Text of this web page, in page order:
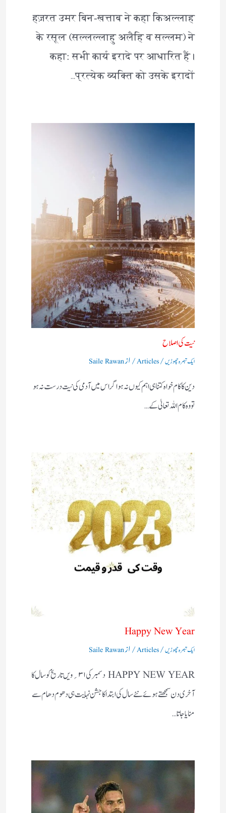
हज़रत उमर बिन-खत्ताब ने कहा किअल्लाह
के रसूल (सल्लल्लाहु अलैहि व सल्लम) ने
कहा: सभी कार्य इरादे पर आधारित हैं।
प्रत्येक व्यक्ति को उसके इरादों…
نیت کی اصلاح
ایک تبصرہ چھوڑیں/
Articles/ ازSaile Rawan
دین کا کام خواہ کتنا ہی اہم کیوں نہ ہو اگر اس میں آدمی کی نیت درست نہ ہو
تو وہ کام اللہ تعالیٰ کے…
Happy New Year
ایک تبصرہ چھوڑیں/
Articles/ ازSaile Rawan
HAPPY NEW YEAR دسمبر کی۱ ۳؍ویں تاریخ کو سال کا
آخری دن سمجھتے ہوئے نئے سال کی ابتداکا جشن نہایت ہی دھوم دھام سے
منایاجاتا…